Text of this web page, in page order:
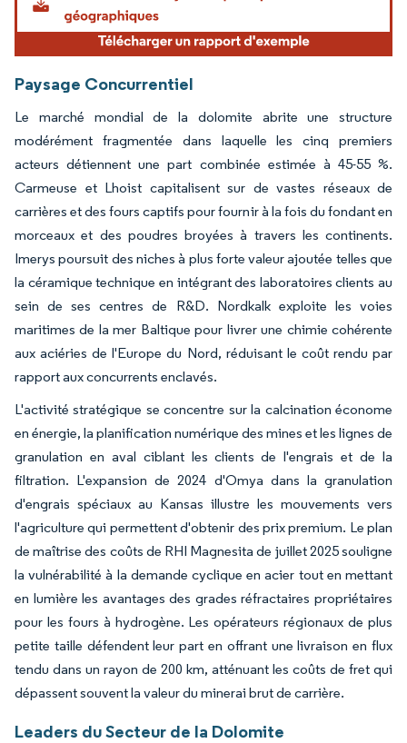
Paysage Concurrentiel
Le marché mondial de la dolomite abrite une structure
modérément fragmentée dans laquelle les cinq premiers
acteurs détiennent une part combinée estimée à 45-55 %.
Carmeuse et Lhoist capitalisent sur de vastes réseaux de
carrières et des fours captifs pour fournir à la fois du fondant en
morceaux et des poudres broyées à travers les continents.
Imerys poursuit des niches à plus forte valeur ajoutée telles que
la céramique technique en intégrant des laboratoires clients au
sein de ses centres de R&D. Nordkalk exploite les voies
maritimes de la mer Baltique pour livrer une chimie cohérente
aux aciéries de l'Europe du Nord, réduisant le coût rendu par
rapport aux concurrents enclavés.
L'activité stratégique se concentre sur la calcination économe
en énergie, la planification numérique des mines et les lignes de
granulation en aval ciblant les clients de l'engrais et de la
filtration. L'expansion de 2024 d'Omya dans la granulation
d'engrais spéciaux au Kansas illustre les mouvements vers
l'agriculture qui permettent d'obtenir des prix premium. Le plan
de maîtrise des coûts de RHI Magnesita de juillet 2025 souligne
la vulnérabilité à la demande cyclique en acier tout en mettant
en lumière les avantages des grades réfractaires propriétaires
pour les fours à hydrogène. Les opérateurs régionaux de plus
petite taille défendent leur part en offrant une livraison en flux
tendu dans un rayon de 200 km, atténuant les coûts de fret qui
dépassent souvent la valeur du minerai brut de carrière.
Leaders du Secteur de la Dolomite